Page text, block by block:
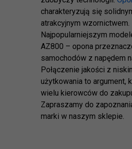
charakteryzują się
atrakcyjnym wzornictwem.
Najpopularniejszym
AZ800 – opona
samochodów z napędem
Połączenie jakości z
użytkowania to argument,
wielu kierowców do
Zapraszamy do
marki w naszym sklepie.